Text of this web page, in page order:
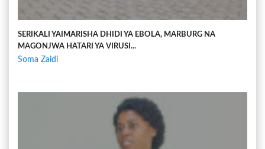
SERIKALI YAIMARISHA DHIDI YA EBOLA, MARBURG NA
MAGONJWA HATARI YA VIRUSI...
Soma Zaidi